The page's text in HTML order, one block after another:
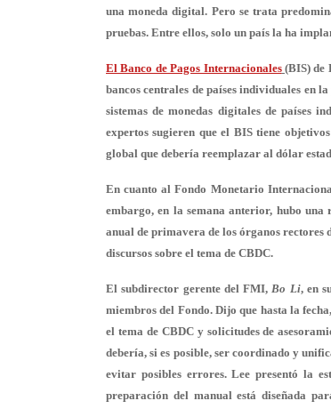
una moneda digital. Pero se trata
pruebas. Entre ellos, solo un país la ha
El Banco de Pagos Internacionales (BIS) de
bancos centrales de países individuales en
sistemas de monedas digitales de países
expertos sugieren que el BIS tiene
global que debería reemplazar al dólar
En cuanto al Fondo Monetario
embargo, en la semana anterior, hubo
anual de primavera de los órganos rectores
discursos sobre el tema de CBDC.
El subdirector gerente del FMI,Bo Li, en
miembros del Fondo. Dijo que hasta la
el tema de CBDC y solicitudes de
debería, si es posible, ser coordinado y
evitar posibles errores. Lee presentó la
preparación del manual está diseñada